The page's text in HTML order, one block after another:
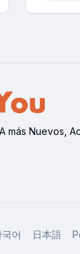
más Nuevos,
국어 日本語